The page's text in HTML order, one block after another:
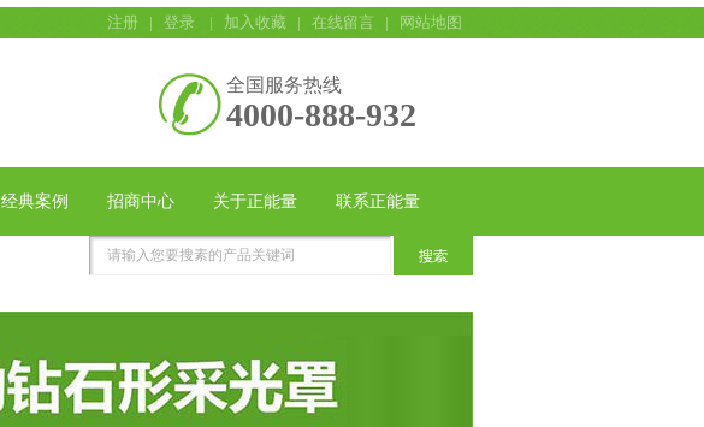
注册 | 登录 | 加入收藏 | 在线留言 | 网站地图
全国服务热线
4000-888-932
经典案例 招商中心 关于正能量 联系正能量